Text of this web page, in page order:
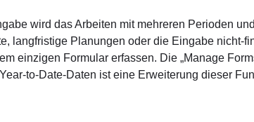
wird das Arbeiten mit mehreren Perioden
langfristige Planungen oder die Eingabe nicht-
einzigen Formular erfassen. Die „Manage
to-Date-Daten ist eine Erweiterung dieser